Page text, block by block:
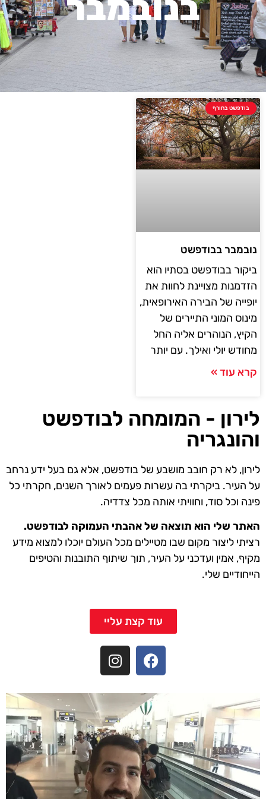
בודפשט בחורף
נובמבר בבודפשט
ביקור בבודפשט בסתיו הוא
הזדמנות מצויינת לחוות את
יופייה של הבירה האירופאית,
מינוס המוני התיירים של
הקיץ, הנוהרים אליה החל
מחודש יולי ואילך. עם יותר
קרא עוד »
לירון - המומחה לבודפשט
והונגריה
לירון, לא רק חובב מושבע של בודפשט, אלא גם בעל ידע נרחב
על העיר. ביקרתי בה עשרות פעמים לאורך השנים, חקרתי כל
פינה וכל סוד, וחוויתי אותה מכל צדדיה.
האתר שלי הוא תוצאה של אהבתי העמוקה לבודפשט.
רציתי ליצור מקום שבו מטיילים מכל העולם יוכלו למצוא מידע
מקיף, אמין ועדכני על העיר, תוך שיתוף התובנות והטיפים
הייחודיים שלי.
עוד קצת עליי